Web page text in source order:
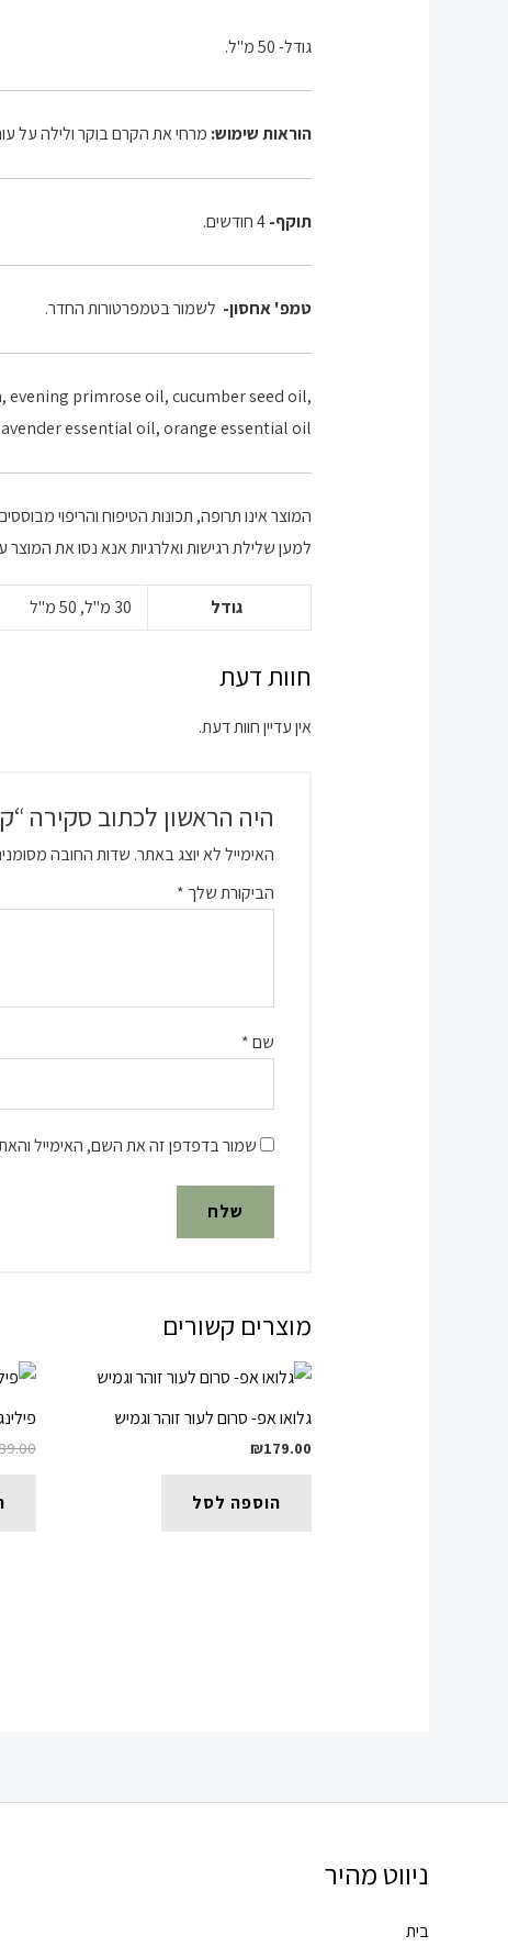
גודל- 50 מ"ל.
הוראות שימוש: מרחי את הקרם בוקר ולילה על
תוקף-4 חודשים.
טמפ' אחסון- לשמור בטמפרטורות החדר.
,Ingredients: aloe vera gel, base cream, evening primrose oil, cucumber seed oil,
essential oil, orange essential oil
המוצר אינו תרופה, תכונות הטיפוח והריפוי
למען שלילת רגישות ואלרגיות אנא נסו את
גודל 30 מ"ל, 50 מ"ל
חוות דעת
אין עדיין חוות דעת.
היה הראשון לכתוב סקירה
האימייל לא יוצג באתר. שדות החובה
הביקורת שלך *
שם*
שמור בדפדפן זה את השם, האימייל
מוצרים קשורים
גלואו אפ- סרום לעור זוהר וגמיש
₪179.00
הוספה לסל
ניווט מהיר
בית